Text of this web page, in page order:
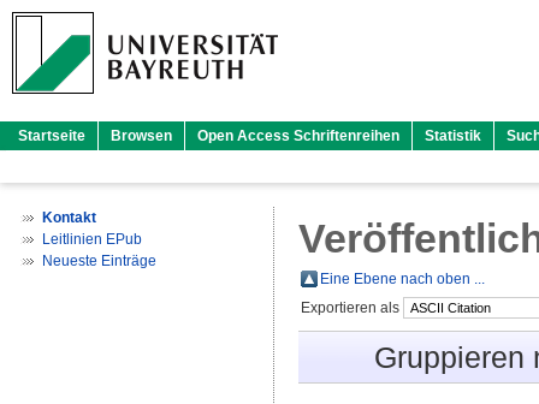
Startseite Browsen Open Access Schriftenreihen Statistik
Kontakt
Leitlinien EPub
Neueste Einträge
Eine Ebene nach oben ...
Exportieren als